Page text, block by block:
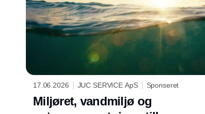
17.06.2026 JUC SERVICE ApS Sponseret
Miljøret, vandmiljø og